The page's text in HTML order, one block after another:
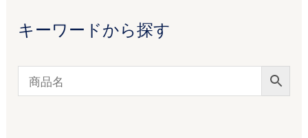
キーワードから探す